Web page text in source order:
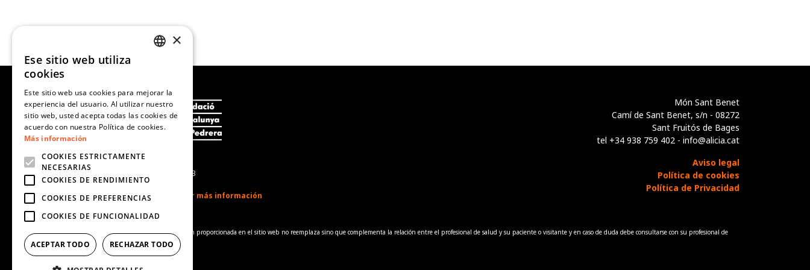
Fecha de actualización: Enero 2023
Món Sant Benet
Camí de Sant Benet, s/n - 08272
Sant Fruitós de Bages
tel +34 938 759 402 - info@alicia.cat
Aviso legal
Política de cookies
Política de Privacidad
Aviso de complementariedad:La información proporcionada en el sitio web no reemplaza sino que complementa la relación entre el profesional de salud y su paciente o visitante y en caso de duda debe consultarse con su profesional de
salud de referencia.
ENGLISH
PORTUGUESE
×
Ese sitio web utiliza
cookies
Este sitio web usa cookies para mejorar la
experiencia del usuario. Al utilizar nuestro
sitio web, usted acepta todas las cookies de
acuerdo con nuestra Política de cookies.
Más información
COOKIES ESTRICTAMENTE
NECESARIAS
COOKIES DE RENDIMIENTO
COOKIES DE PREFERENCIAS
COOKIES DE FUNCIONALIDAD
ACEPTAR TODO RECHAZAR TODO